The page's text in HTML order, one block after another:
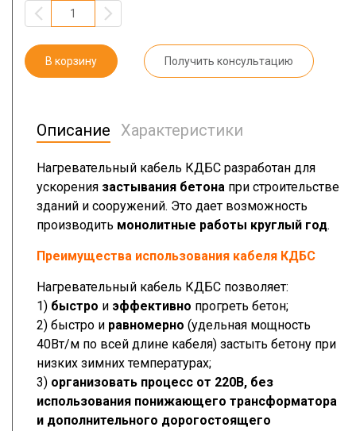
В корзину Получить консультацию
Описание Характеристики
Нагревательный кабель КДБС разработан для
ускорения застывания бетона при строительстве
зданий и сооружений. Это дает возможность
производить монолитные работы круглый год.
Преимущества использования кабеля КДБС
Нагревательный кабель КДБС позволяет:
1) быстро и эффективно прогреть бетон;
2) быстро и равномерно (удельная мощность
40Вт/м по всей длине кабеля) застыть бетону при
низких зимних температурах;
3) организовать процесс от 220В, без
использования понижающего трансформатора
и дополнительного дорогостоящего